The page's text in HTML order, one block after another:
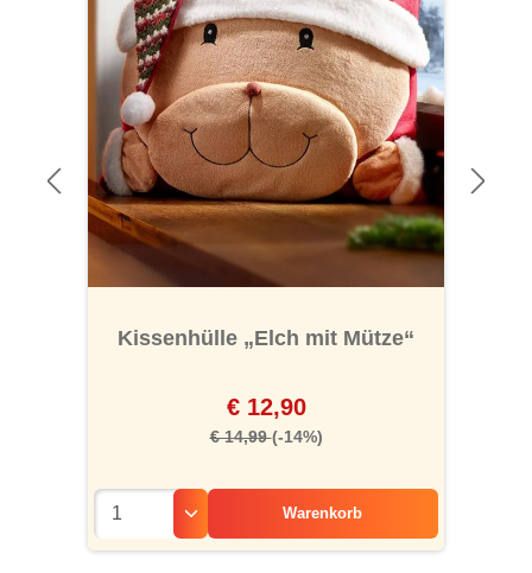
Kissenhülle „Elch mit Mütze“
€ 12,90
€ 14,99(-14%)
Warenkorb